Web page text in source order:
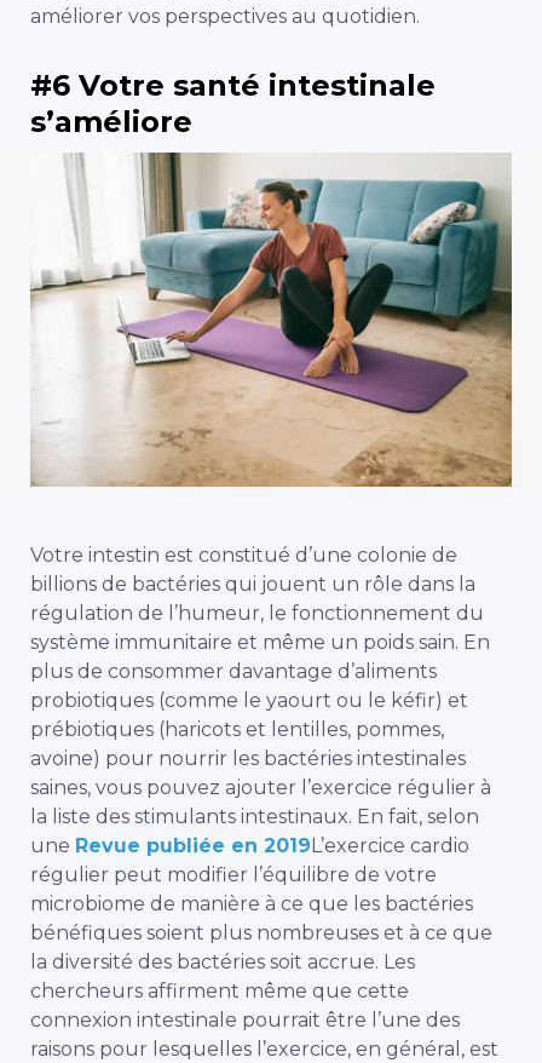
améliorer vos perspectives au quotidien.
#6 Votre santé intestinale
s’améliore
Votre intestin est constitué d’une colonie de
billions de bactéries qui jouent un rôle dans la
régulation de l’humeur, le fonctionnement du
système immunitaire et même un poids sain. En
plus de consommer davantage d’aliments
probiotiques (comme le yaourt ou le kéfir) et
prébiotiques (haricots et lentilles, pommes,
avoine) pour nourrir les bactéries intestinales
saines, vous pouvez ajouter l’exercice régulier à
la liste des stimulants intestinaux. En fait, selon
une Revue publiée en 2019L’exercice cardio
régulier peut modifier l’équilibre de votre
microbiome de manière à ce que les bactéries
bénéfiques soient plus nombreuses et à ce que
la diversité des bactéries soit accrue. Les
chercheurs affirment même que cette
connexion intestinale pourrait être l’une des
raisons pour lesquelles l’exercice, en général, est